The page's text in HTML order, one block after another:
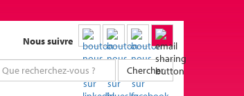
Nous suivre
Chercher